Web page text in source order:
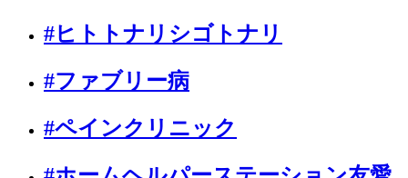
#ヒトトナリシゴトナリ
#ファブリー病
#ペインクリニック